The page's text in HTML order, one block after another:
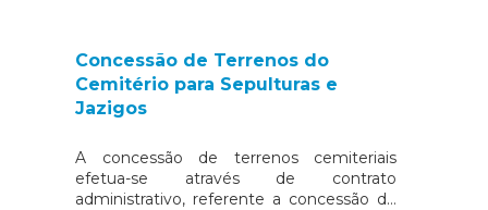
Concessão de Terrenos do
Cemitério para Sepulturas e
Jazigos
A concessão de terrenos cemiteriais
efetua-se através de contrato
administrativo, referente a concessão de